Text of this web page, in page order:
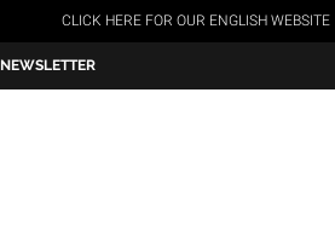
CLICK HERE FOR OUR ENGLISH WEBSITE
NEWSLETTER